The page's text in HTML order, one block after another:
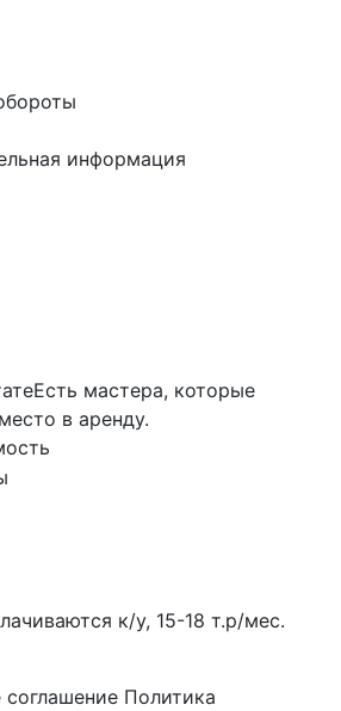
информация
мастера, которые
в аренду.
к/у, 15-18 т.р/мес.
соглашение Политика